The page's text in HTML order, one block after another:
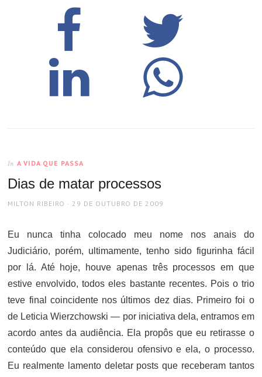
In A VIDA QUE PASSA
Dias de matar processos
AUTHOR
MILTON RIBEIRO
POSTED
29 DE OUTUBRO DE 2009
Eu nunca tinha colocado meu nome nos anais do
Judiciário, porém, ultimamente, tenho sido figurinha fácil
por lá. Até hoje, houve apenas três processos em que
estive envolvido, todos eles bastante recentes. Pois o trio
teve final coincidente nos últimos dez dias. Primeiro foi o
de Leticia Wierzchowski — por iniciativa dela, entramos em
acordo antes da audiência. Ela propôs que eu retirasse o
conteúdo que ela considerou ofensivo e ela, o processo.
Eu realmente lamento deletar posts que receberam tantos